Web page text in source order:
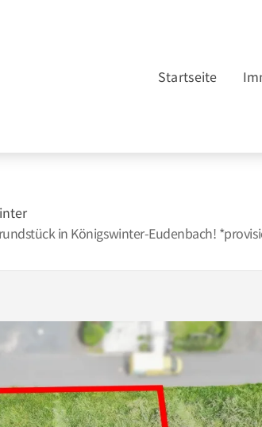
Startseite
in Königswinter-Eudenbach!